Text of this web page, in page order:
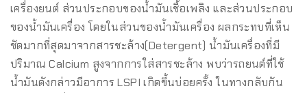
เครื่องยนต์ ส่วนประกอบของน้ำมันเชื้อเพลิง และส่วนประกอบ
ของน้ำมันเครื่อง โดยในส่วนของน้ำมันเครื่อง ผลกระทบที่เห็น
ชัดมากที่สุดมาจากสารชะล้าง(Detergent) น้ำมันเครื่องที่มี
ปริมาณ Calcium สูงจากการใส่สารชะล้าง พบว่ารถยนต์ที่ใช้
น้ำมันดังกล่าวมีอาการ LSPI เกิดขึ้นบ่อยครั้ง ในทางกลับกัน